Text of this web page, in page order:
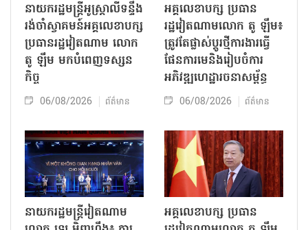
នាយករដ្ឋមន្ត្រីអូស្ត្រាលីទន្ទឹង
រង់ចាំស្វាគមន៍អគ្គលេខាបក្ស
ប្រធានរដ្ឋវៀតណាម លោក
តូ ឡឹម មកបំពេញទស្សន
កិច្ច
06/08/2026 ព័ត៌មាន
អគ្គលេខាបក្ស ប្រធាន
រដ្ឋវៀតណាមលោក តូ ឡឹម៖
ត្រូវតែផ្លាស់ប្ដូរថ្មីការងារធ្វើ
ផែនការមេនិងរៀបចំការ
អភិវឌ្ឍហេដ្ឋារចនាសម្ព័ន្ធ
06/08/2026 ព័ត៌មាន
នាយករដ្ឋមន្ត្រីវៀតណាម
អគ្គលេខាបក្ស ប្រធាន